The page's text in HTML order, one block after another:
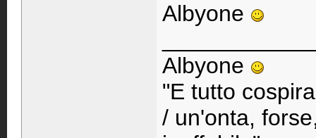
Albyone
Albyone
"E tutto
/ un'onta,